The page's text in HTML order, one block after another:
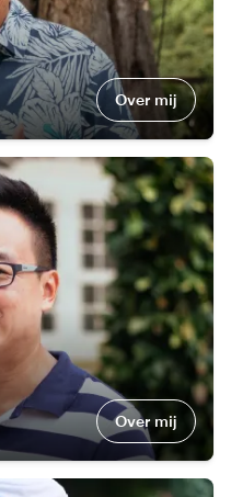
Over mij
Over mij